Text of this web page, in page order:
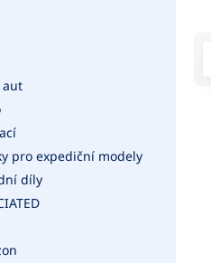
aut
pro expediční modely
díly